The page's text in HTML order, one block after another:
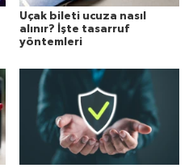
Uçak bileti ucuza nasıl
alınır? İşte tasarruf
yöntemleri